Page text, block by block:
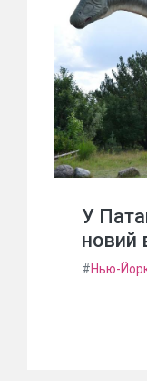
У
новий
#Нью-